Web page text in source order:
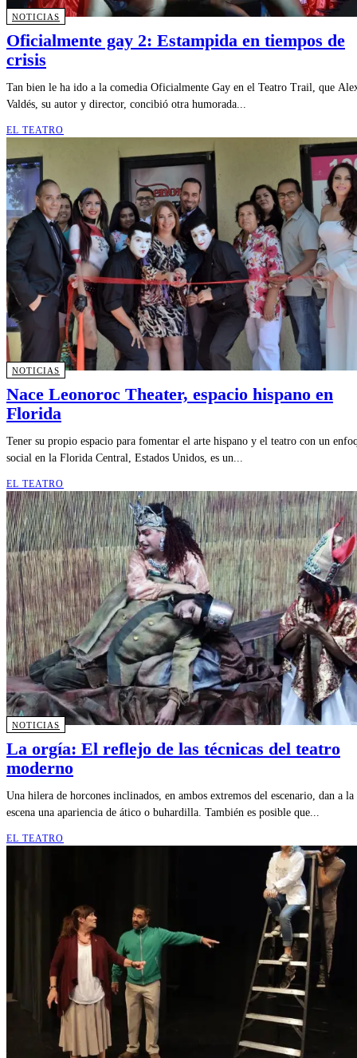
NOTICIAS
Oficialmente gay 2: Estampida en tiempos de
crisis
Tan bien le ha ido a la comedia Oficialmente Gay en el Teatro Trail, que
Valdés, su autor y director, concibió otra humorada...
EL TEATRO
NOTICIAS
Nace Leonoroc Theater, espacio hispano en
Florida
Tener su propio espacio para fomentar el arte hispano y el teatro con un
social en la Florida Central, Estados Unidos, es un...
EL TEATRO
NOTICIAS
La orgía: El reflejo de las técnicas del teatro
moderno
Una hilera de horcones inclinados, en ambos extremos del escenario, dan a la
escena una apariencia de ático o buhardilla. También es posible que...
EL TEATRO